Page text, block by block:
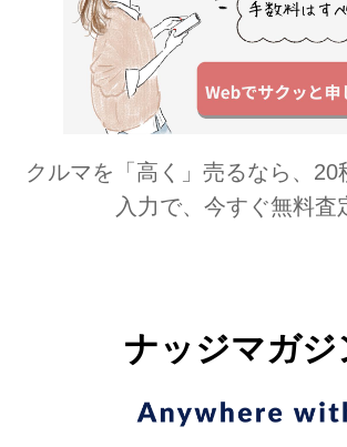
クルマを「高く」売るなら、20
入力で、今すぐ無料査
ナッジマガジ